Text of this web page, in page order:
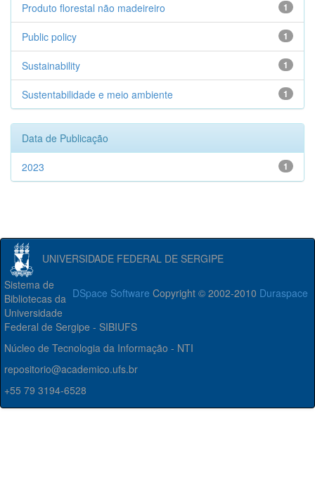
1
Produto florestal não madeireiro
1
Public policy
1
Sustainability
1
Sustentabilidade e meio ambiente
Data de Publicação
1
2023
UNIVERSIDADE FEDERAL DE SERGIPE
DSpace Software Copyright © 2002-2010 Duraspace
Sistema de
Bibliotecas da
Universidade
Federal de Sergipe - SIBIUFS
Núcleo de Tecnologia da Informação - NTI
repositorio@academico.ufs.br
+55 79 3194-6528